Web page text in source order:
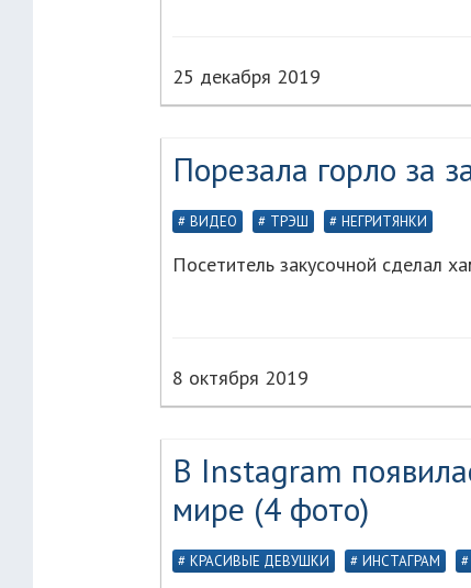
25 декабря 2019
Порезала горло за
ВИДЕО ТРЭШ НЕГРИТЯНКИ
Посетитель закусочной сделал
8 октября 2019
В Instagram
мире (4 фото)
КРАСИВЫЕ ДЕВУШКИ ИНСТАГРАМ